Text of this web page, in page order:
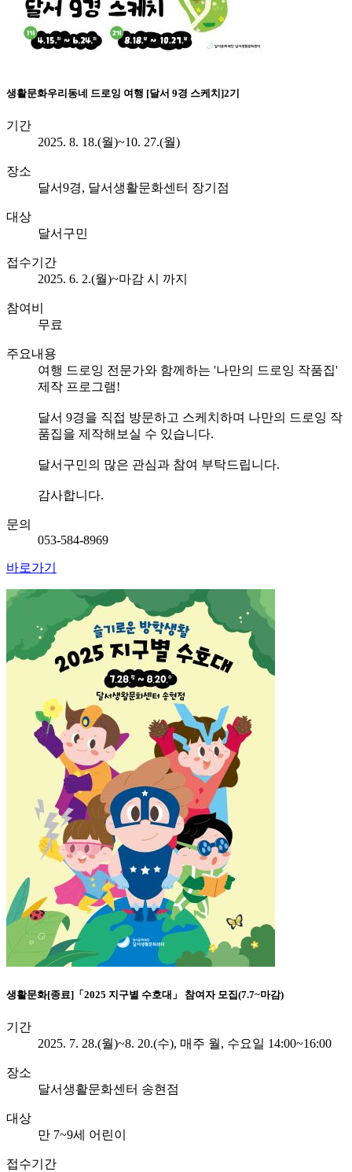
생활문화우리동네 드로잉 여행 [달서 9경 스케치]2기
기간
2025. 8. 18.(월)~10. 27.(월)
장소
달서9경, 달서생활문화센터 장기점
대상
달서구민
접수기간
2025. 6. 2.(월)~마감 시 까지
참여비
무료
주요내용
여행 드로잉 전문가와 함께하는 '나만의 드로잉 작품집'
제작 프로그램!
달서 9경을 직접 방문하고 스케치하며 나만의 드로잉 작
품집을 제작해보실 수 있습니다.
달서구민의 많은 관심과 참여 부탁드립니다.
감사합니다.
문의
053-584-8969
바로가기
생활문화[종료]「2025 지구별 수호대」 참여자 모집(7.7~마감)
기간
2025. 7. 28.(월)~8. 20.(수), 매주 월, 수요일 14:00~16:00
장소
달서생활문화센터 송현점
대상
만 7~9세 어린이
접수기간